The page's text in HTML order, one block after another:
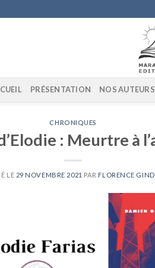
PRÉSENTATION NOS AUTEURS
CHRONIQUES
: Meurtre à
LE 29 NOVEMBRE 2021 PAR FLORENCE